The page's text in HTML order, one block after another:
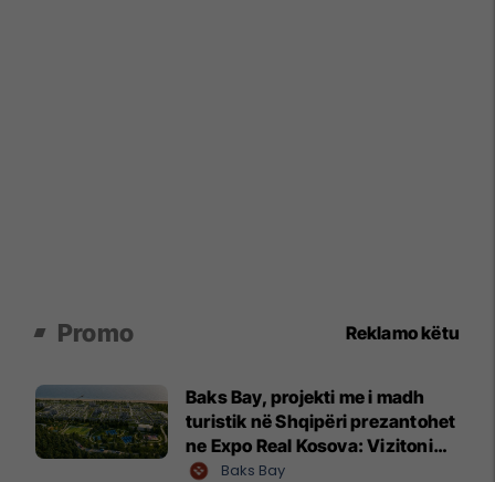
Promo Reklamo këtu
Baks Bay, projekti me i madh
turistik në Shqipëri prezantohet
ne Expo Real Kosova: Vizitoni
shtandin dhe zbuloni
Baks Bay